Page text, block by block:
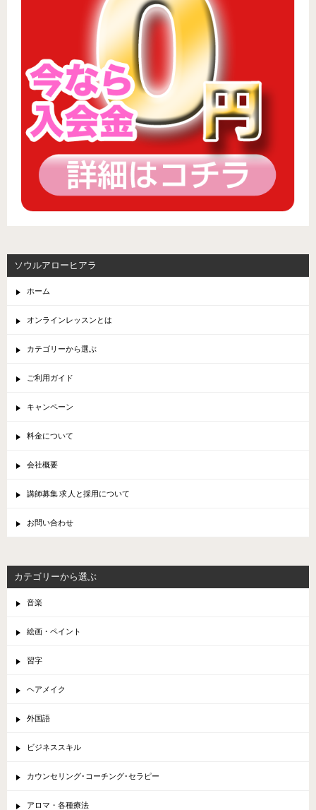
ソウルアローヒアラ
ホーム
オンラインレッスンとは
カテゴリーから選ぶ
ご利用ガイド
キャンペーン
料金について
会社概要
講師募集 求人と採用について
お問い合わせ
カテゴリーから選ぶ
音楽
絵画・ペイント
習字
ヘアメイク
外国語
ビジネススキル
カウンセリング･コーチング･セラピー
アロマ・各種療法